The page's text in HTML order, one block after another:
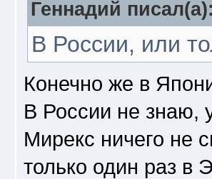
Геннадий
В России, или
Конечно же в
В России не знаю,
Мирекс ничего не
только один раз в